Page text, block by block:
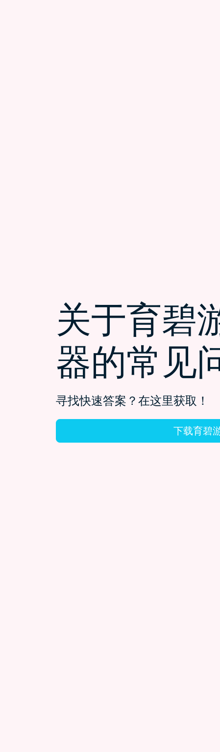
关于育碧
器的常见
寻找快速答案？在这里获取！
下载育碧